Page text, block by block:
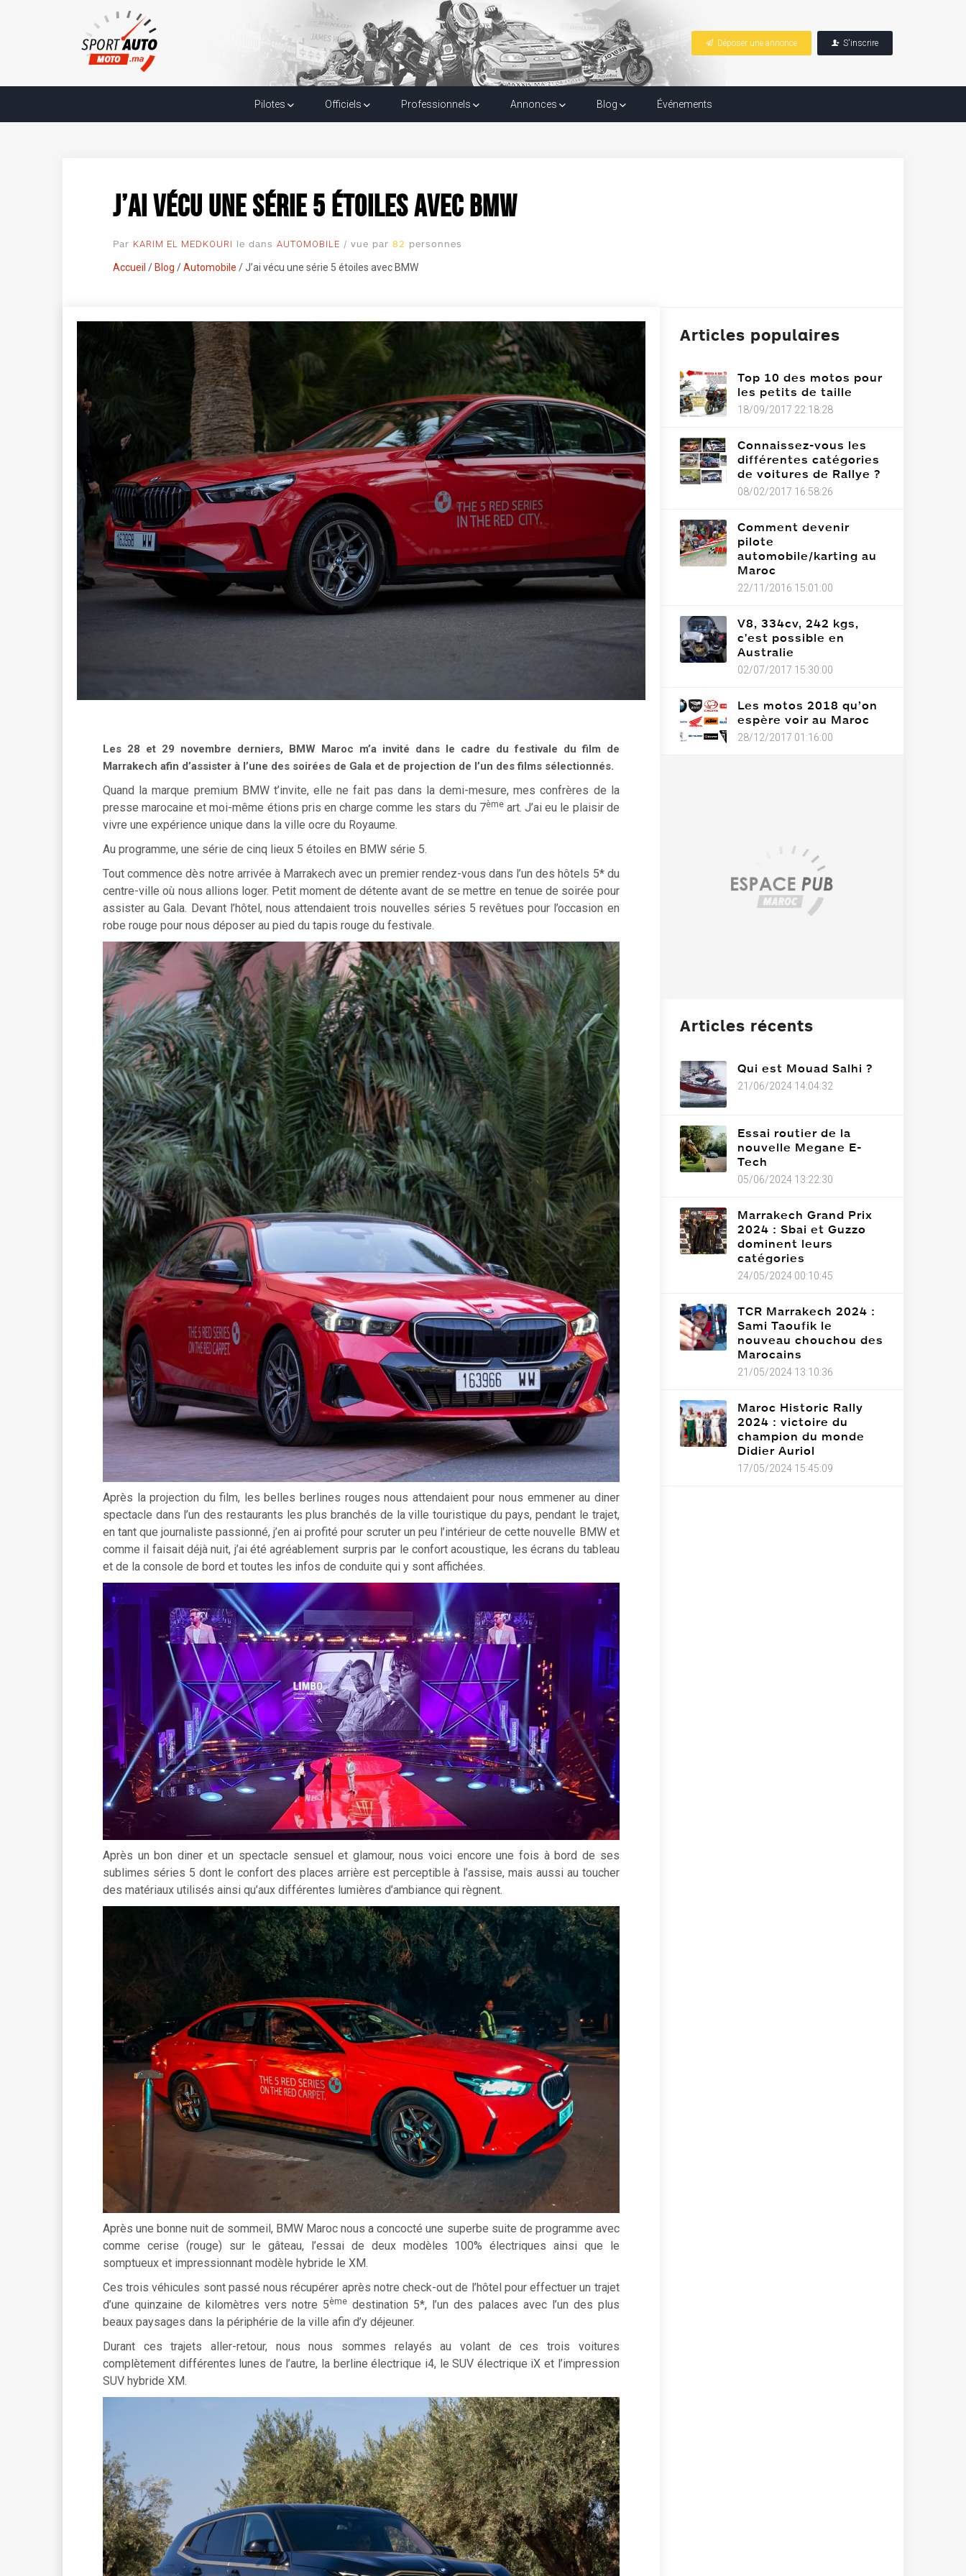
Déposer une annonce S'inscrire
Pilotes Officiels Professionnels Annonces Blog Événements
J’ai vécu une série 5 étoiles avec BMW
J’ai vécu une série 5 étoiles avec BMW
Par KARIM EL MEDKOURI le dans AUTOMOBILE / vue par 82 personnes
Accueil / Blog /Automobile /J’ai vécu une série 5 étoiles avec BMW
Les 28 et 29 novembre derniers, BMW Maroc m’a invité dans le cadre du festivale du film de
Marrakech afin d’assister à l’une des soirées de Gala et de projection de l’un des films sélectionnés.
Quand la marque premium BMW t’invite, elle ne fait pas dans la demi-mesure, mes confrères de la
presse marocaine et moi-même étions pris en charge comme les stars du 7èmeart. J’ai eu le plaisir de
vivre une expérience unique dans la ville ocre du Royaume.
Au programme, une série de cinq lieux 5 étoiles en BMW série 5.
Tout commence dès notre arrivée à Marrakech avec un premier rendez-vous dans l’un des hôtels 5* du
centre-ville où nous allions loger. Petit moment de détente avant de se mettre en tenue de soirée pour
assister au Gala. Devant l’hôtel, nous attendaient trois nouvelles séries 5 revêtues pour l’occasion en
robe rouge pour nous déposer au pied du tapis rouge du festivale.
Après la projection du film, les belles berlines rouges nous attendaient pour nous emmener au diner
spectacle dans l’un des restaurants les plus branchés de la ville touristique du pays, pendant le trajet,
en tant que journaliste passionné, j’en ai profité pour scruter un peu l’intérieur de cette nouvelle BMW et
comme il faisait déjà nuit, j’ai été agréablement surpris par le confort acoustique, les écrans du tableau
et de la console de bord et toutes les infos de conduite qui y sont affichées.
Après un bon diner et un spectacle sensuel et glamour, nous voici encore une fois à bord de ses
sublimes séries 5 dont le confort des places arrière est perceptible à l’assise, mais aussi au toucher
des matériaux utilisés ainsi qu’aux différentes lumières d’ambiance qui règnent.
Après une bonne nuit de sommeil, BMW Maroc nous a concocté une superbe suite de programme avec
comme cerise (rouge) sur le gâteau, l’essai de deux modèles 100% électriques ainsi que le
somptueux et impressionnant modèle hybride le XM.
Ces trois véhicules sont passé nous récupérer après notre check-out de l’hôtel pour effectuer un trajet
d’une quinzaine de kilomètres vers notre 5ème destination 5*, l’un des palaces avec l’un des plus
beaux paysages dans la périphérie de la ville afin d’y déjeuner.
Durant ces trajets aller-retour, nous nous sommes relayés au volant de ces trois voitures
complètement différentes lunes de l’autre, la berline électrique i4, le SUV électrique iX et l’impression
SUV hybride XM.
Articles populaires
Top 10 des motos pour
les petits de taille
18/09/2017 22:18:28
Connaissez-vous les
différentes catégories
de voitures de Rallye ?
08/02/2017 16:58:26
Comment devenir
pilote
automobile/karting au
Maroc
22/11/2016 15:01:00
V8, 334cv, 242 kgs,
c'est possible en
Australie
02/07/2017 15:30:00
Les motos 2018 qu’on
espère voir au Maroc
28/12/2017 01:16:00
Articles récents
Qui est Mouad Salhi ?
21/06/2024 14:04:32
Essai routier de la
nouvelle Megane E-
Tech
05/06/2024 13:22:30
Marrakech Grand Prix
2024 : Sbai et Guzzo
dominent leurs
catégories
24/05/2024 00:10:45
TCR Marrakech 2024 :
Sami Taoufik le
nouveau chouchou des
Marocains
21/05/2024 13:10:36
Maroc Historic Rally
2024 : victoire du
champion du monde
Didier Auriol
17/05/2024 15:45:09